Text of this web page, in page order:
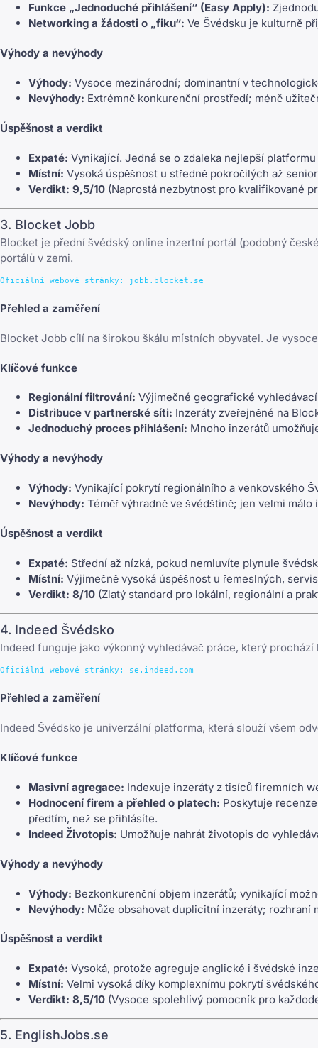
Funkce „Jednoduché přihlášení“ (Easy Apply):
Networking a žádosti o „fiku“: Ve Švédsku je kulturně
Výhody a nevýhody
Výhody: Vysoce mezinárodní; dominantní v
Nevýhody: Extrémně konkurenční prostředí; méně
Úspěšnost a verdikt
Expaté: Vynikající. Jedná se o zdaleka nejlepší
Místní: Vysoká úspěšnost u středně pokročilých až
Verdikt: 9,5/10 (Naprostá nezbytnost pro kvalifikované
3. Blocket Jobb
Blocket je přední švédský online inzertní portál (podobný
portálů v zemi.
Přehled a zaměření
Blocket Jobb cílí na širokou škálu místních obyvatel. Je
Klíčové funkce
Regionální filtrování: Výjimečné geografické
Distribuce v partnerské síti: Inzeráty zveřejněné na
Jednoduchý proces přihlášení: Mnoho inzerátů
Výhody a nevýhody
Výhody: Vynikající pokrytí regionálního a venkovského
Nevýhody: Téměř výhradně ve švédštině; jen velmi
Úspěšnost a verdikt
Expaté: Střední až nízká, pokud nemluvíte plynule
Místní: Výjimečně vysoká úspěšnost u řemeslných,
Verdikt: 8/10 (Zlatý standard pro lokální, regionální a
4. Indeed Švédsko
Indeed funguje jako výkonný vyhledávač práce, který
Přehled a zaměření
Indeed Švédsko je univerzální platforma, která slouží všem
Klíčové funkce
Masivní agregace: Indexuje inzeráty z tisíců firemních
Hodnocení firem a přehled o platech: Poskytuje
předtím, než se přihlásíte.
Indeed Životopis: Umožňuje nahrát životopis do
Výhody a nevýhody
Výhody: Bezkonkurenční objem inzerátů; vynikající
Nevýhody: Může obsahovat duplicitní inzeráty; rozhraní
Úspěšnost a verdikt
Expaté: Vysoká, protože agreguje anglické i švédské
Místní: Velmi vysoká díky komplexnímu pokrytí
Verdikt: 8,5/10 (Vysoce spolehlivý pomocník pro
5. EnglishJobs.se